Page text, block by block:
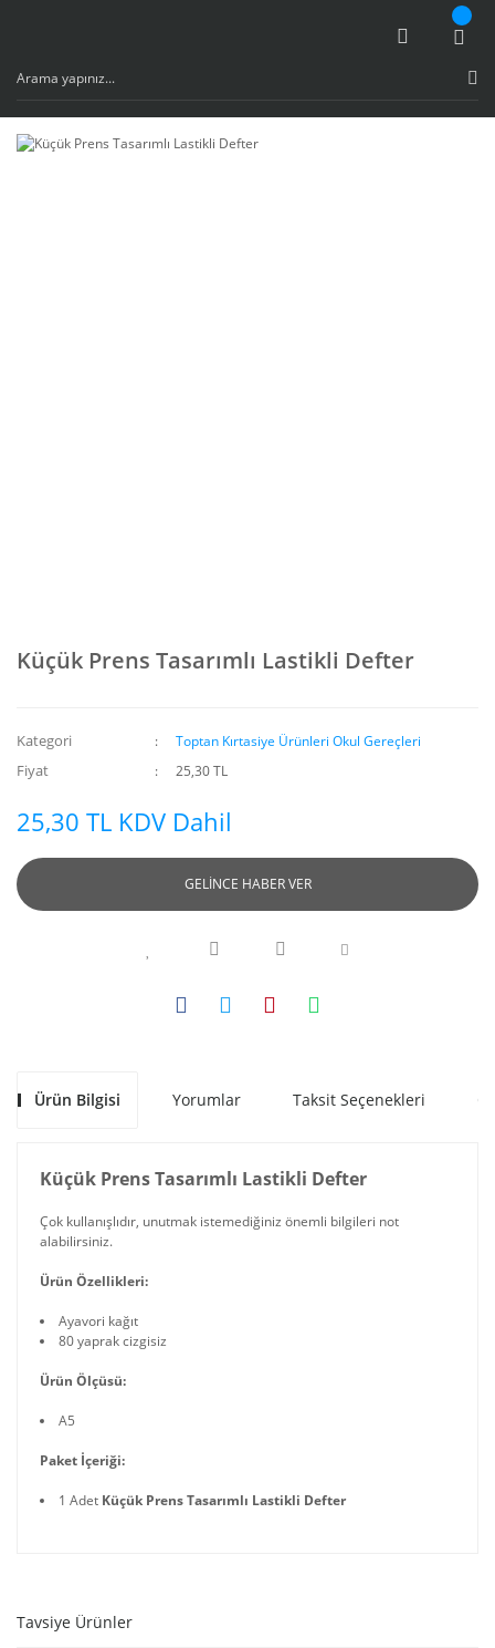
Küçük Prens Tasarımlı Lastikli Defter
Kategori Toptan Kırtasiye Ürünleri Okul Gereçleri
Fiyat 25,30 TL
25,30 TL KDV Dahil
GELİNCE HABER VER
Ürün Bilgisi Yorumlar Taksit Seçenekleri
Küçük Prens Tasarımlı Lastikli Defter
Çok kullanışlıdır, unutmak istemediğiniz önemli bilgileri not
alabilirsiniz.
Ürün Özellikleri:
Ayavori kağıt
80 yaprak cizgisiz
Ürün Ölçüsü:
A5
Paket İçeriği:
1 Adet Küçük Prens Tasarımlı Lastikli Defter
Tavsiye Ürünler